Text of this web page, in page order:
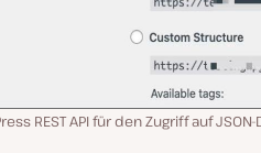
REST API für den Zugriff auf